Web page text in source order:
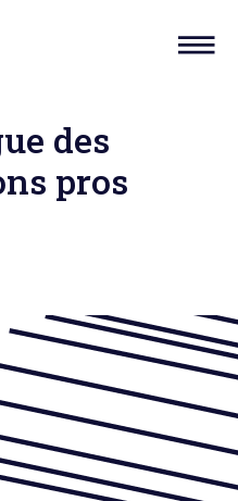
des
pros